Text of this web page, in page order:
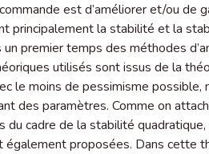
est d’améliorer et/ou de
principalement la stabilité et la
premier temps des méthodes
utilisés sont issus de la
le moins de pessimisme possible,
des paramètres. Comme on
cadre de la stabilité
également proposées. Dans cette